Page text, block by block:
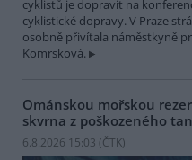
cyklistů je dopravit na
cyklistické dopravy. V Praze
osobně přivítala náměstkyně
Komrsková.
Ománskou mořskou
skvrna z poškozeného
6.8.2026 15:03 (ČTK)